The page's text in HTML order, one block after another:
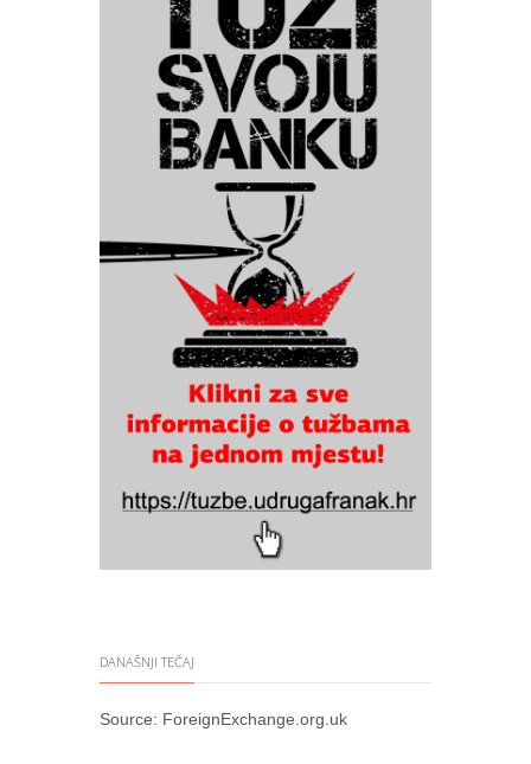
DANAŠNJI TEČAJ
Source: ForeignExchange.org.uk